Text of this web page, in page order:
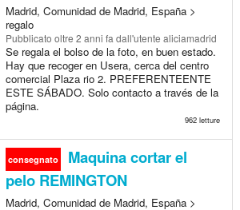
Madrid, Comunidad de Madrid, España >
regalo
Pubblicato oltre 2 anni fa dall'utente aliciamadrid
Se regala el bolso de la foto, en buen estado.
Hay que recoger en Usera, cerca del centro
comercial Plaza rio 2. PREFERENTEENTE
ESTE SÁBADO. Solo contacto a través de la
página.
962 letture
consegnato
Maquina cortar el
pelo REMINGTON
Madrid, Comunidad de Madrid, España >